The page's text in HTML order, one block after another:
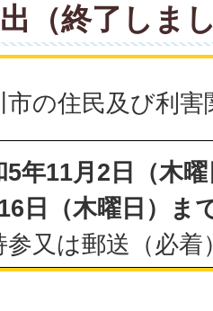
（終了しま
市の住民及び利害
5年11月2日（木
日（木曜日）ま
参又は郵送（必着